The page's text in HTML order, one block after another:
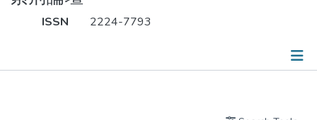
Theses
ISSN 2224-7793